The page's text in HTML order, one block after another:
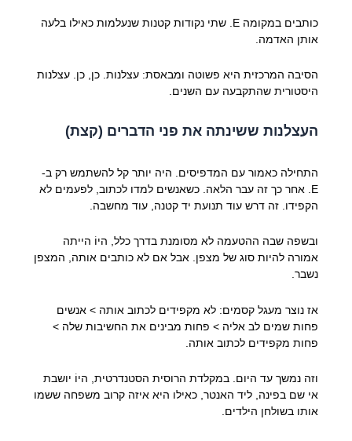
כותבים במקומה E. שתי נקודות קטנות שנעלמות כאילו בלעה
אותן האדמה.
הסיבה המרכזית היא פשוטה ומבאסת: עצלנות. כן, כן. עצלנות
היסטורית שהתקבעה עם השנים.
העצלנות ששינתה את פני הדברים (קצת)
התחילה כאמור עם המדפיסים. היה יותר קל להשתמש רק ב-
E. אחר כך זה עבר הלאה. כשאנשים למדו לכתוב, לפעמים לא
הקפידו. זה דרש עוד תנועת יד קטנה, עוד מחשבה.
ובשפה שבה ההטעמה לא מסומנת בדרך כלל, היוֹ הייתה
אמורה להיות סוג של מצפן. אבל אם לא כותבים אותה, המצפן
נשבר.
אז נוצר מעגל קסמים: לא מקפידים לכתוב אותה > אנשים
פחות שמים לב אליה > פחות מבינים את החשיבות שלה >
פחות מקפידים לכתוב אותה.
וזה נמשך עד היום. במקלדת הרוסית הסטנדרטית, היוֹ יושבת
אי שם בפינה, ליד האנטר, כאילו היא איזה קרוב משפחה ששמו
אותו בשולחן הילדים.